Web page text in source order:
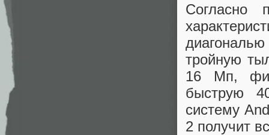
Согласно
тройную
16 Мп,
быструю
систему
2 получит